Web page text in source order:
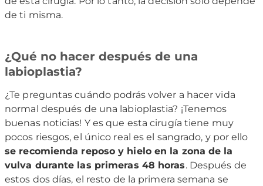
de ti misma.
¿Qué no hacer después de una
labioplastia?
¿Te preguntas cuándo podrás volver a hacer vida
normal después de una labioplastia? ¡Tenemos
buenas noticias! Y es que esta cirugía tiene muy
pocos riesgos, el único real es el sangrado, y por ello
se recomienda reposo y hielo en la zona de la
vulva durante las primeras 48 horas. Después de
estos dos días, el resto de la primera semana se